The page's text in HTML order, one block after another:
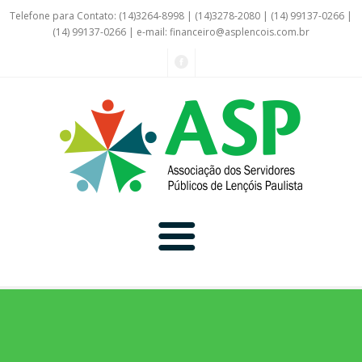
Telefone para Contato: (14)3264-8998 | (14)3278-2080 | (14) 99137-0266 |
(14) 99137-0266 | e-mail: financeiro@asplencois.com.br
Convênio Online